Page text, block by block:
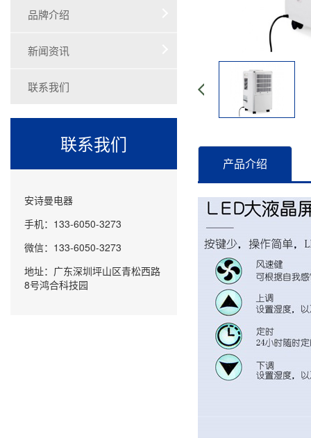
品牌介绍
新闻资讯
联系我们
联系我们
安诗曼电器
手机：133-6050-3273
微信：133-6050-3273
地址：广东深圳坪山区青松西路
8号鸿合科技园
产品介绍